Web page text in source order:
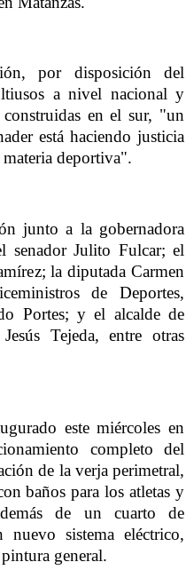
por disposición del
a nivel nacional y
en el sur, "un
está haciendo justicia
deportiva".
junto a la gobernadora
senador Julito Fulcar; el
la diputada Carmen
de Deportes,
Portes; y el alcalde de
Tejeda, entre otras
este miércoles en
completo del
de la verja perimetral,
baños para los atletas y
de un cuarto de
nuevo sistema eléctrico,
general.